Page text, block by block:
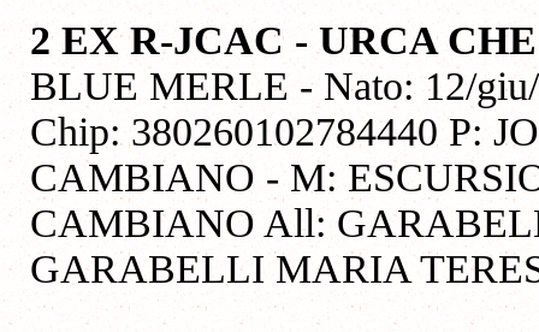
2 EX R-JCAC - URCA
BLUE MERLE - Nato: 12/
Chip: 380260102784440 P:
CAMBIANO - M:
CAMBIANO All:
GARABELLI MARIA